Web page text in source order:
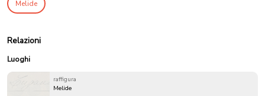
Melide
Relazioni
Luoghi
raffigura
Melide